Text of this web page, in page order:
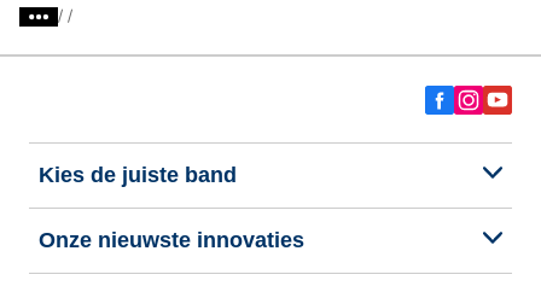
/
Kies de juiste band
Onze nieuwste innovaties